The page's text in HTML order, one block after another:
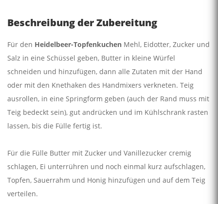
Beschreibung der Zubereitung
Für den Heidelbeer-Topfenkuchen Mehl, Eidotter, Zucker und
Salz in eine Schüssel geben, Butter in kleine Würfel
schneiden und hinzufügen, dann alle Zutaten mit der Hand
oder mit den Knethaken des Handmixers verkneten. Teig
ausrollen, in eine Springform geben (auch der Rand muss mit
Teig bedeckt sein), gut andrücken und im Kühlschrank rasten
lassen, bis die Fülle fertig ist.
Für die Fülle Butter mit Zucker und Vanillezucker cremig
schlagen, Ei unterrühren und noch einmal kurz aufschlagen,
Topfen, Sauerrahm und Honig hinzufügen und auf dem Teig
verteilen.